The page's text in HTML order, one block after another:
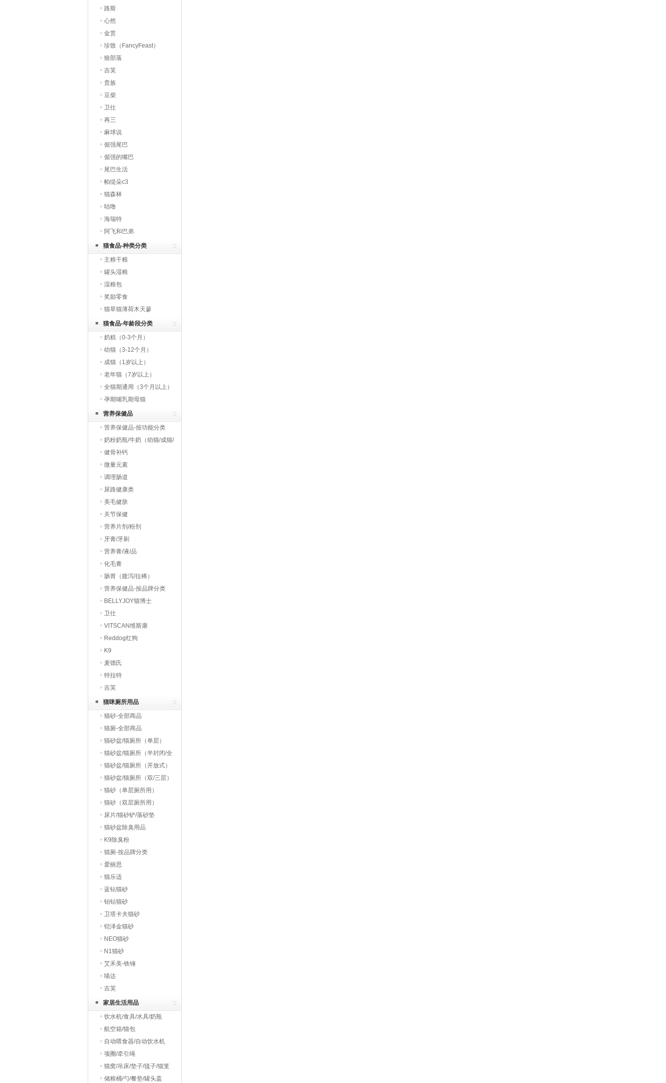
路斯
心然
金赏
珍致（FancyFeast）
狼部落
吉芙
贵族
豆柴
卫仕
再三
麻球说
倔强尾巴
倔强的嘴巴
尾巴生活
帕缇朵c3
猫森林
咕噜
海瑞特
阿飞和巴弟
猫食品-种类分类
主粮干粮
罐头湿粮
湿粮包
奖励零食
猫草猫薄荷木天蓼
猫食品-年龄段分类
奶糕（0-3个月）
幼猫（3-12个月）
成猫（1岁以上）
老年猫（7岁以上）
全猫期通用（3个月以上）
孕期哺乳期母猫
营养保健品
营养保健品-按功能分类
奶粉奶瓶/牛奶（幼猫/成猫/
老猫）
健骨补钙
微量元素
调理肠道
尿路健康类
美毛健肤
关节保健
营养片剂/粉剂
牙膏/牙刷
营养膏/液/品
化毛膏
肠胃（腹泻/拉稀）
营养保健品-按品牌分类
BELLYJOY猫博士
卫仕
VITSCAN维斯康
Reddog红狗
K9
麦德氏
特拉特
吉芙
猫咪厕所用品
猫砂-全部商品
猫厕-全部商品
猫砂盆/猫厕所（单层）
猫砂盆/猫厕所（半封闭/全
封闭）
猫砂盆/猫厕所（开放式）
猫砂盆/猫厕所（双/三层）
猫砂（单层厕所用）
猫砂（双层厕所用）
尿片/猫砂铲/落砂垫
猫砂盆除臭用品
K9除臭粉
猫厕-按品牌分类
爱丽思
猫乐适
蓝钻猫砂
铂钻猫砂
卫塔卡夫猫砂
铠泽金猫砂
NEO猫砂
N1猫砂
艾禾美-铁锤
喵达
吉芙
家居生活用品
饮水机/食具/水具/奶瓶
航空箱/猫包
自动喂食器/自动饮水机
项圈/牵引绳
猫窝/吊床/垫子/毯子/猫笼
储粮桶/勺/餐垫/罐头盖